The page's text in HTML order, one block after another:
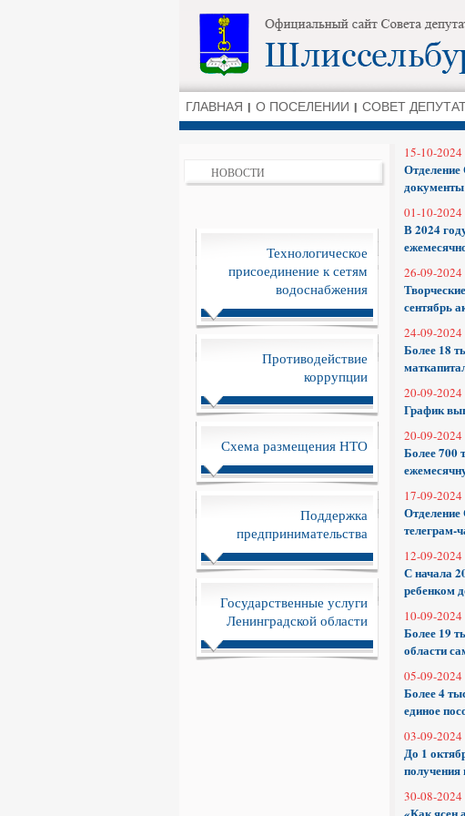
ГЛАВНАЯ О ПОСЕЛЕНИИ СОВЕТ
НОВОСТИ
Технологическое
присоединение к сетям
водоснабжения
Противодействие
коррупции
Схема размещения НТО
Поддержка
предпринимательства
Государственные услуги
Ленинградской области
15-10-2024
Отделение
документы
01-10-2024
В 2024
26-09-2024
сентябрь
24-09-2024
Более 18
20-09-2024
График
20-09-2024
Более 700
17-09-2024
Отделение
телеграм-
12-09-2024
С начала
ребенком
10-09-2024
Более 19
области
05-09-2024
Более 4
единое
03-09-2024
До 1
получения
30-08-2024